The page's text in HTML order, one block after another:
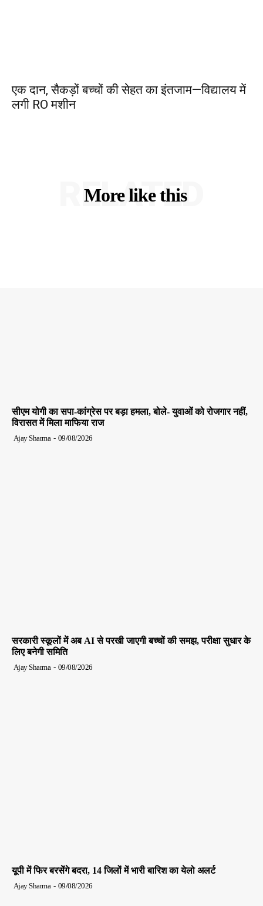
एक दान, सैकड़ों बच्चों की सेहत का इंतजाम—विद्यालय में
लगी RO मशीन
More like this
RELATED
सीएम योगी का सपा-कांग्रेस पर बड़ा हमला, बोले- युवाओं को रोजगार नहीं,
विरासत में मिला माफिया राज
Ajay Sharma - 09/08/2026
सरकारी स्कूलों में अब AI से परखी जाएगी बच्चों की समझ, परीक्षा सुधार के
लिए बनेगी समिति
Ajay Sharma - 09/08/2026
यूपी में फिर बरसेंगे बदरा, 14 जिलों में भारी बारिश का येलो अलर्ट
Ajay Sharma - 09/08/2026